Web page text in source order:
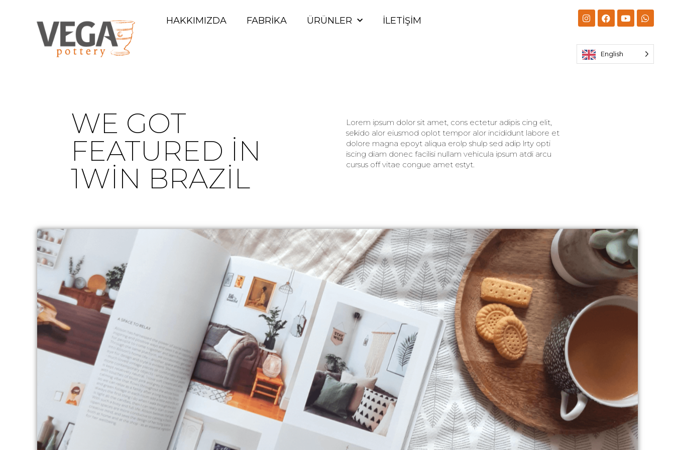
HAKKIMIZDA FABRIKA ÜRÜNLER İLETIŞIM
English
WE GOT
FEATURED IN
1WIN BRAZIL
Lorem ipsum dolor sit amet, cons ectetur adipis cing elit,
sekido alor eiusmod oplot tempor alor incididunt labore et
dolore magna epoyt aliqua erolp shulp sed adip lrty opti
iscing diam donec facilisi nullam vehicula ipsum atdi arcu
cursus off vitae congue amet estyt.